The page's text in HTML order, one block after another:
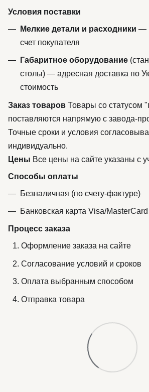
Условия поставки
Мелкие детали и расходники —
счет покупателя
Габаритное оборудование
столы) — адресная доставка по
стоимость
Заказ товаров Товары со статусом
поставляются напрямую с завода-
Точные сроки и условия
индивидуально.
Цены Все цены на сайте указаны с
Способы оплаты
Безналичная (по счету-фактуре)
Банковская карта Visa/MasterCard
Процесс заказа
Оформление заказа на сайте
Согласование условий и сроков
Оплата выбранным способом
Отправка товара